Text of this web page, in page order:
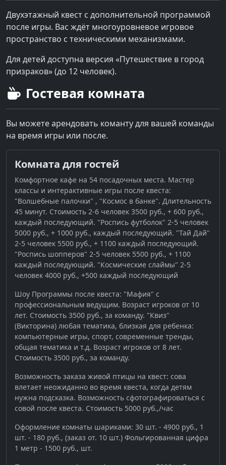
Двухэтажный квест с дополнительной программой
после игры. Вас ждёт многоуровневое игровое
пространство с техническими механизмами.
Для детей доступна версия «Путешествие в город
призраков» (до 12 человек).
Гостевая комната
Вы можете арендовать команту для вашей команды
на время игры или после.
Комната для гостей
Комфортное кафе на 54 посадочных места. Мастер
классы и интерактивные игры после квеста:
"Волшебные палочки" , "Космос в банке". Длительность
45 минут. Стоимость 2-6 человек 3500 руб., + 600 руб.,
каждый последующий. "Роспись футболок" 2-5 человек
5000 руб., + 1000 руб., каждый последующий. "Тай Дай"
2-5 человек 5500 руб., + 1100 каждый последующий.
"Роспись шопперов" 2-5 человек 5500 руб., + 1100
каждый последующий. "Космические слаймы" 2-5
человек 4000 руб., +500 каждый последующий
Шоу Программы после квеста: "Мафия" с
профессиональным ведущим. Возраст игроков от 10
лет. Стоимость 3500 руб., за команду. "Квиз"
(Викторина) любая тематика, близкая для ребенка:
компьютерные игры, спорт, современные тренды,
общая тематика и т.д. Возраст игроков от 8 лет.
Стоимость 3500 руб., за команду.
Возможность заказа живой птицы на квест: сова
влетает неожиданно во время квеста, когда детям
нужна подсказка. Возможность сфотографироваться с
совой после квеста. Стоимость 5000 руб.,/час
Оформление комнаты шариками: 30 шт. - 4900 руб., 1
шт. - 180 руб., (заказ от. 10 шт.) Фольгированная цифра
1 метр - 1500 руб., шт.